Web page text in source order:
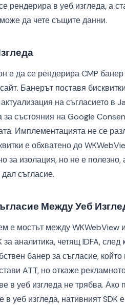
рендерира в уеб изгледа, а
да чете същите данни.
е да се рендерира CMP
Банерът поставя
на съгласието в
състояния на Google
Имплементацията не се
е обхватено до
за изолация, но не е
съгласие.
Между Уеб
е мостът между WKWebView
аналитика, четящ IDFA,
банер за съгласие,
ATT, но откаже
в уеб изгледа не трябва.
в уеб изгледа, нативният SDK